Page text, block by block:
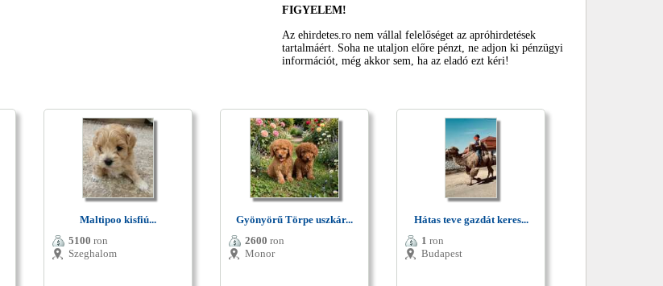
FIGYELEM!
Az ehirdetes.ro nem vállal felelőséget az apróhirdetések
tartalmáért. Soha ne utaljon előre pénzt, ne adjon ki pénzügyi
információt, még akkor sem, ha az eladó ezt kéri!
Maltipoo kisfiú...
5100 ron
Szeghalom
Gyönyörű Törpe uszkár...
2600 ron
Monor
Hátas teve gazdát keres...
1 ron
Budapest